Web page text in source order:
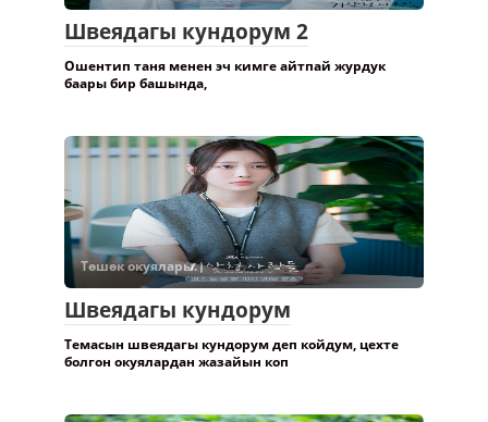
Швеядагы кундорум 2
Ошентип таня менен эч кимге айтпай журдук
баары бир башында,
Төшөк окуялары.
Швеядагы кундорум
Темасын швеядагы кундорум деп койдум, цехте
болгон окуялардан жазайын коп